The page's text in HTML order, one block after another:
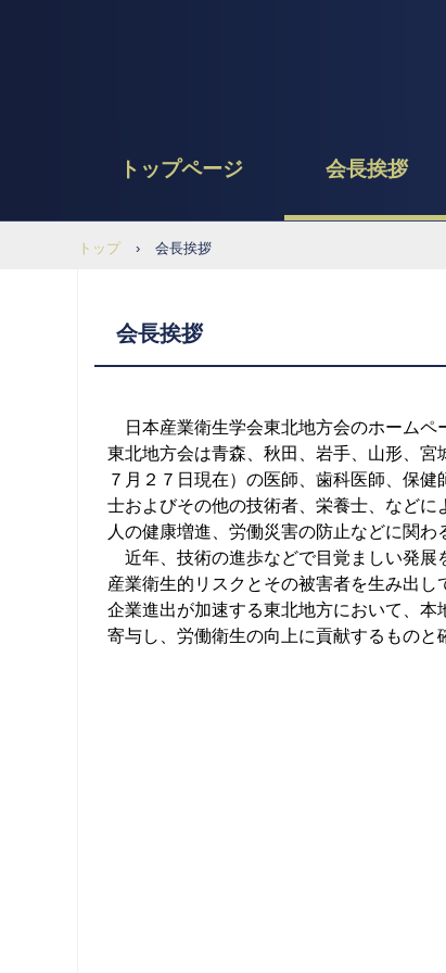
トップページ 会長挨拶
トップ › 会長挨拶
会長挨拶
日本産業衛生学会東北地方会のホームペ
東北地方会は青森、秋田、岩手、山形、
７月２７日現在）の医師、歯科医師、保
士およびその他の技術者、栄養士、などに
人の健康増進、労働災害の防止などに関わ
近年、技術の進歩などで目覚ましい発展
産業衛生的リスクとその被害者を生み出し
企業進出が加速する東北地方において、
寄与し、労働衛生の向上に貢献するものと